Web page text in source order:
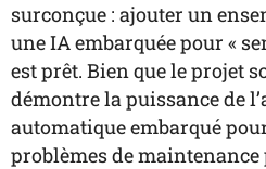
surconçue : ajouter un
une IA embarquée pour «
est prêt. Bien que le projet
démontre la puissance de
automatique embarqué
problèmes de